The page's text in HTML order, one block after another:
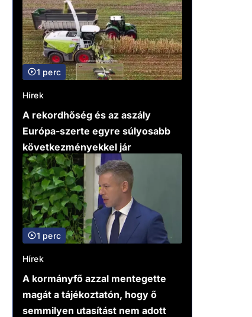
1 perc
Hírek
A rekordhőség és az aszály
Európa-szerte egyre súlyosabb
következményekkel jár
1 perc
Hírek
A kormányfő azzal mentegette
magát a tájékoztatón, hogy ő
semmilyen utasítást nem adott